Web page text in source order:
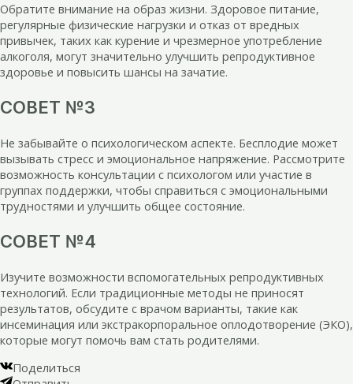
Обратите внимание на образ жизни. Здоровое питание,
регулярные физические нагрузки и отказ от вредных
привычек, таких как курение и чрезмерное употребление
алкоголя, могут значительно улучшить репродуктивное
здоровье и повысить шансы на зачатие.
СОВЕТ №3
Не забывайте о психологическом аспекте. Бесплодие может
вызывать стресс и эмоциональное напряжение. Рассмотрите
возможность консультации с психологом или участие в
группах поддержки, чтобы справиться с эмоциональными
трудностями и улучшить общее состояние.
СОВЕТ №4
Изучите возможности вспомогательных репродуктивных
технологий. Если традиционные методы не приносят
результатов, обсудите с врачом варианты, такие как
инсеминация или экстракорпоральное оплодотворение (ЭКО),
которые могут помочь вам стать родителями.
Поделиться